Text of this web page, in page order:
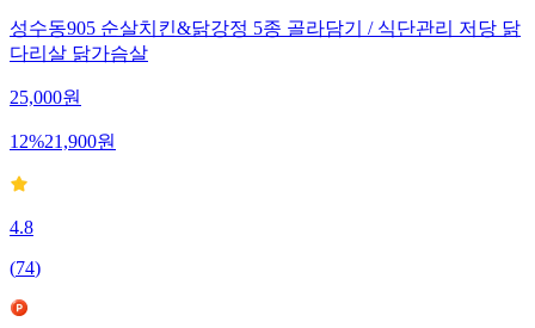
성수동905 순살치킨&닭강정 5종 골라담기 / 식단관리 저당 닭
다리살 닭가슴살
25,000원
12%21,900원
4.8
(74)